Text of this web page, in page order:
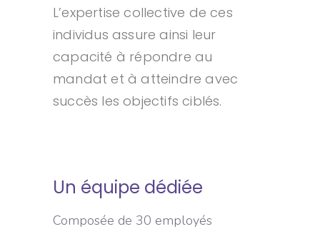
L’expertise collective de ces
individus assure ainsi leur
capacité à répondre au
mandat et à atteindre avec
succès les objectifs ciblés.
Un équipe dédiée
Composée de 30 employés